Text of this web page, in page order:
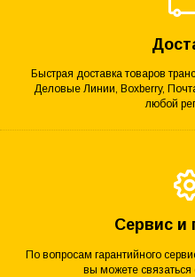
Быстрая доставка товаров
Деловые Линии, Boxberry,
любой
Сервис и
По вопросам гарантийного
вы можете